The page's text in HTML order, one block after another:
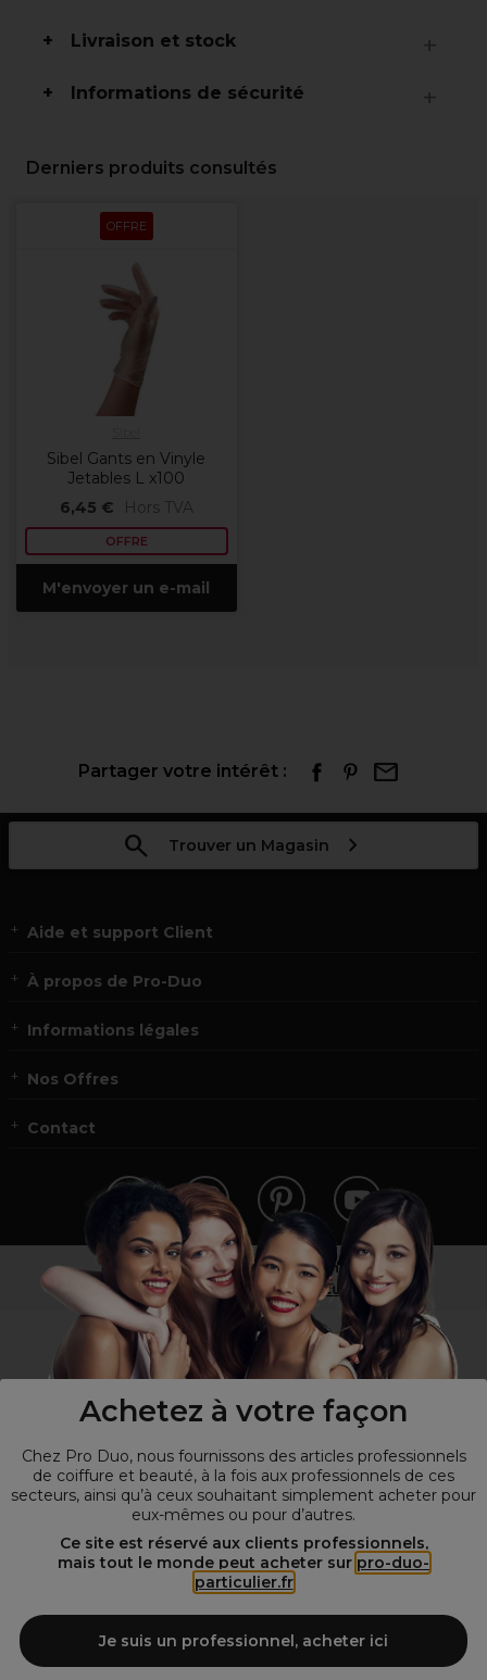
Achetez à votre façon
Chez Pro Duo, nous fournissons des articles professionnels
de coiffure et beauté, à la fois aux professionnels de ces
secteurs, ainsi qu’à ceux souhaitant simplement acheter pour
eux-mêmes ou pour d’autres.
Ce site est réservé aux clients professionnels,
mais tout le monde peut acheter sur pro-duo-
particulier.fr
Je suis un professionnel, acheter ici
Livraison et stock
Informations de sécurité
Derniers produits consultés
OFFRE
Sibel Gants en Vinyle
Jetables L x100
6,45 €
Hors TVA
OFFRE
M'envoyer un e-mail
Partager votre intérêt :
Trouver un Magasin
Aide et support Client
À propos de Pro-Duo
Informations légales
Nos Offres
Contact
Vous n’êtes pas un professionnel ?
Visitez notre site pour les particuliers!
Spécialiste de la coiffure et de la beauté, nous vous proposons une
large sélection de produits professionnels pour la coiffure et
Duo le fournisseur incontournable des salons de coiffure et instituts
de beauté! Notre gamme de produits s’adresse également à tous ceux
qui sont à la recherche de produits et d'accessoires de coiffure et de